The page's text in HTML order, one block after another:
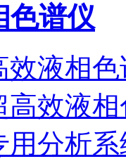
色谱仪
效液相色
高效液
用分析系